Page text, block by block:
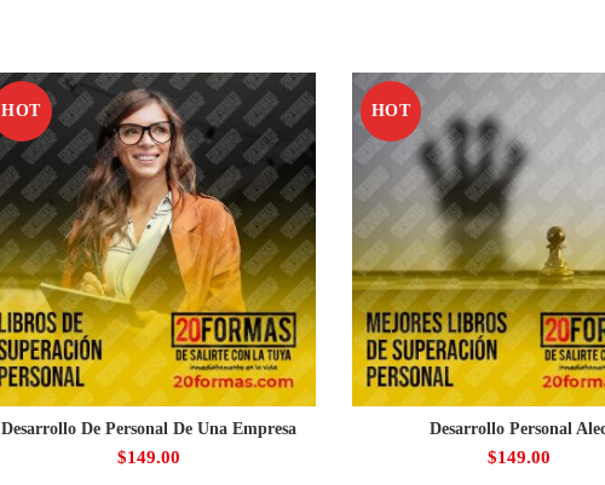
HOT
Desarrollo De Personal De Una Empresa
$149.00
HOT
Desarrollo Personal
$149.00